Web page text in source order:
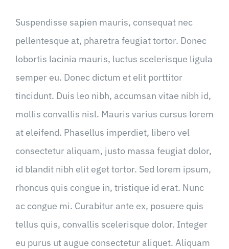
Suspendisse sapien mauris, consequat nec
pellentesque at, pharetra feugiat tortor. Donec
lobortis lacinia mauris, luctus scelerisque ligula
semper eu. Donec dictum et elit porttitor
tincidunt. Duis leo nibh, accumsan vitae nibh id,
mollis convallis nisl. Mauris varius cursus lorem
at eleifend. Phasellus imperdiet, libero vel
consectetur aliquam, justo massa feugiat dolor,
id blandit nibh elit eget tortor. Sed lorem ipsum,
rhoncus quis congue in, tristique id erat. Nunc
ac congue mi. Curabitur ante ex, posuere quis
tellus quis, convallis scelerisque dolor. Integer
eu purus ut augue consectetur aliquet. Aliquam